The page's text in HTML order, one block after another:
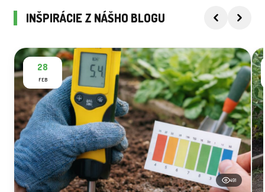
INŠPIRÁCIE Z NÁŠHO BLOGU
28
FEB
491